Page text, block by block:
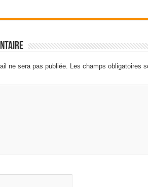
ne sera pas publiée. Les champs obligatoires